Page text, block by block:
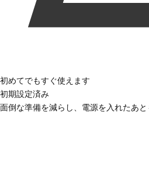
初めてでもすぐ使えます
初期設定済み
面倒な準備を減らし、電源を入れたあ